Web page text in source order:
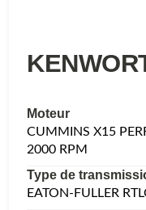
Moteur
CUMMINS X15
2000 RPM
Type de
EATON-FULLER